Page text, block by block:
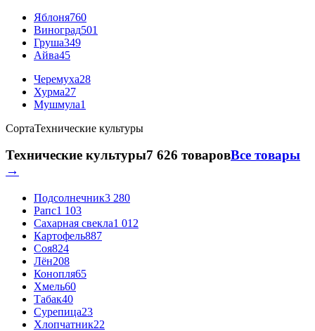
Яблоня760
Виноград501
Груша349
Айва45
Черемуха28
Хурма27
Мушмула1
СортаТехнические культуры
Технические культуры7 626 товаровВсе товары
→
Подсолнечник3 280
Рапс1 103
Сахарная свекла1 012
Картофель887
Соя824
Лён208
Конопля65
Хмель60
Табак40
Сурепица23
Хлопчатник22